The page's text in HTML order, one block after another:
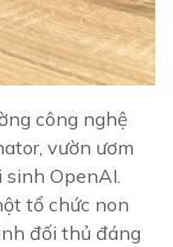
công nghệ
vườn ươm
OpenAI.
tổ chức non
đối thủ đáng